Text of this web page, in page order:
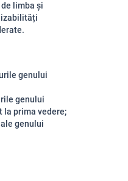
limba și
genului
genului
la prima vedere;
genului